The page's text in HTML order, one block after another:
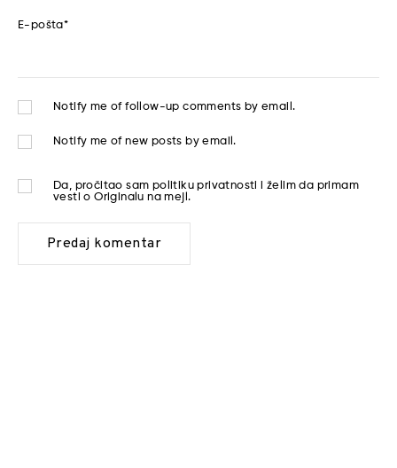
E-pošta*
Notify me of follow-up comments by email.
Notify me of new posts by email.
Da, pročitao sam politiku privatnosti
i želim da primam
vesti o Originalu na mejl.